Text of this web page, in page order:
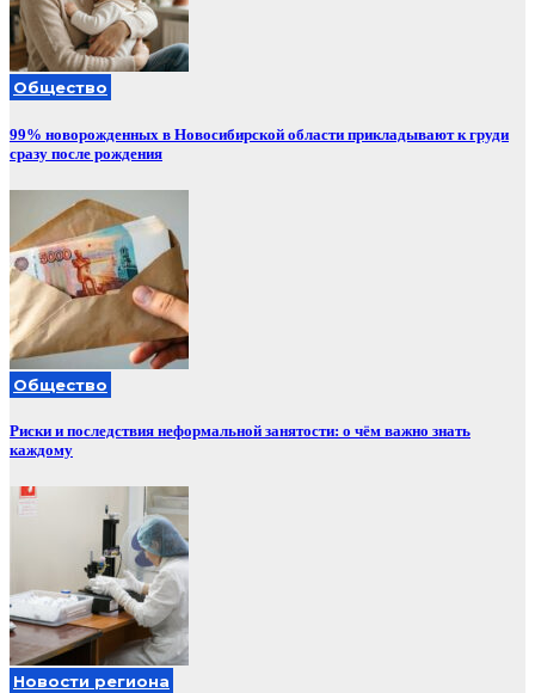
Общество
99% новорожденных в Новосибирской области прикладывают к груди
сразу после рождения
Общество
Риски и последствия неформальной занятости: о чём важно знать
каждому
Новости региона